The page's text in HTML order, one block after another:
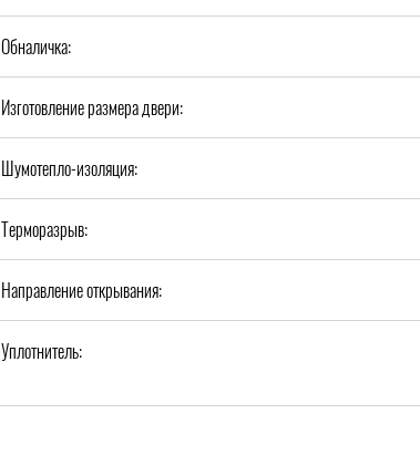
Обналичка:
Изготовление размера двери:
Шумотепло-изоляция:
Терморазрыв:
Направление открывания:
Уплотнитель: